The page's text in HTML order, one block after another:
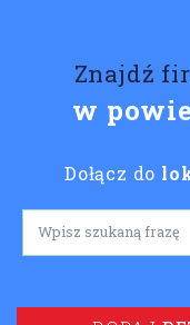
Znajdź
w
Dołącz do
Lorem ipsum